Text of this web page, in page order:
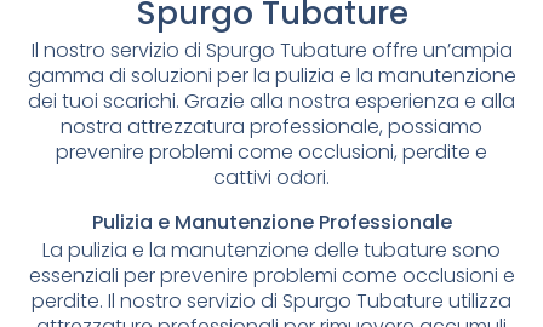
Spurgo Tubature
Il nostro servizio di Spurgo Tubature offre un’ampia
gamma di soluzioni per la pulizia e la manutenzione
dei tuoi scarichi. Grazie alla nostra esperienza e alla
nostra attrezzatura professionale, possiamo
prevenire problemi come occlusioni, perdite e
cattivi odori.
Pulizia e Manutenzione Professionale
La pulizia e la manutenzione delle tubature sono
essenziali per prevenire problemi come occlusioni e
perdite. Il nostro servizio di Spurgo Tubature utilizza